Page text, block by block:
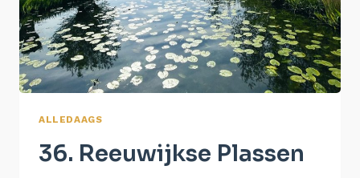
ALLEDAAGS
36. Reeuwijkse Plassen